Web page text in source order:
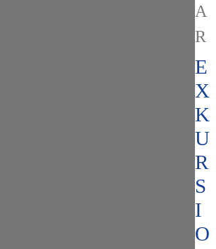
E
X
K
U
R
S
I
O
A
R